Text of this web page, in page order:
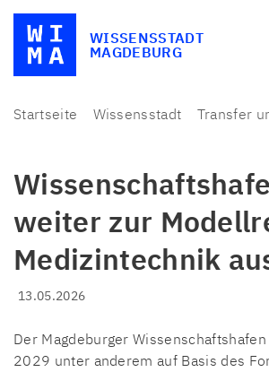
WISSENSSTADT
MAGDEBURG
Startseite Wissensstadt Transfer
weiter zur
Medizintechnik
13.05.2026
Der Magdeburger
2029 unter anderem auf Basis des